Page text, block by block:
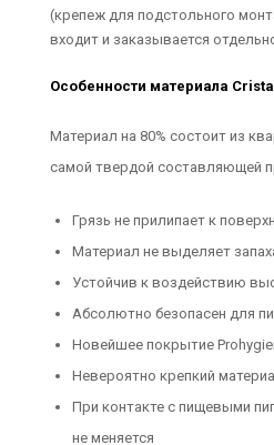
(крепеж для подстольного
входит и заказывается
Особенности материала
Материал на 80% состоит из
самой твердой составляющей
Грязь не прилипает к
Материал не выделяет
Устойчив к воздействию
Абсолютно безопасен для
Новейшее покрытие
Невероятно крепкий
При контакте с пищевыми
не меняется